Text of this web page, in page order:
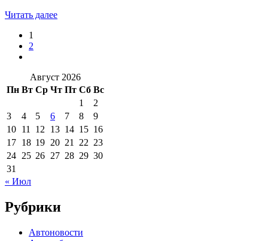
Читать далее
1
2
Август 2026
Пн Вт Ср Чт Пт Сб Вс
1
2
3
4 5 6 7 8
9
10 11 12 13 14 15 16
17 18 19 20 21 22 23
24 25 26 27 28 29 30
31
« Июл
Рубрики
Автоновости